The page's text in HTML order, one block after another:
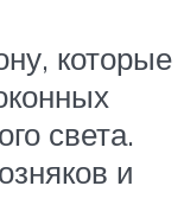
которые
света.
и